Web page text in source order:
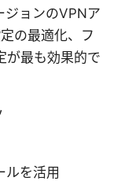
ジョンのVPNア
の最適化、フ
が最も効果的で
ルを活用